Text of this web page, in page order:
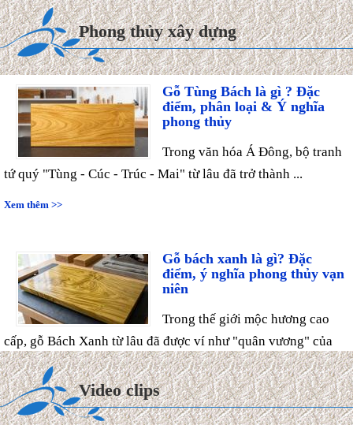
Phong thủy xây dựng
Gỗ Tùng Bách là gì ? Đặc
điểm, phân loại & Ý nghĩa
phong thủy
tứ quý "Tùng - Cúc - Trúc - Mai" từ lâu đã trở thành ...
điểm, ý nghĩa phong thủy vạn
niên
cấp, gỗ Bách Xanh từ lâu đã được ví như "quân vương" của
các ...
Xem thêm >>
Video clips